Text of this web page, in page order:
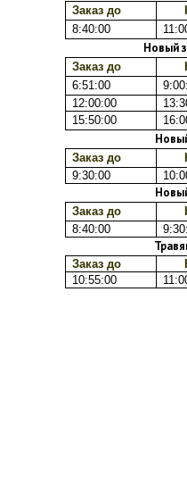
Заказ до
8:40:00
Новый
Заказ до
6:51:00
12:00:00
15:50:00
Заказ до
9:30:00
Заказ до
8:40:00
Заказ до
10:55:00